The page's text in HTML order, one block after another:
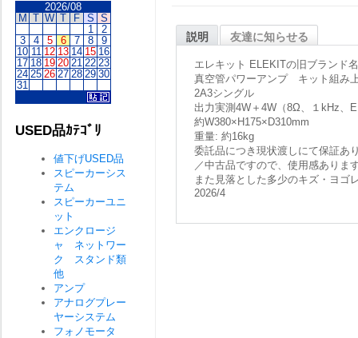
説明 友達に知らせる
エレキット ELEKITの旧ブランド名
真空管パワーアンプ キット組み
2A3シングル
出力実測4W＋4W（8Ω、１kHz、
約W380×H175×D310mm
重量: 約16kg
委託品につき現状渡しにて保証あ
／中古品ですので、使用感ありま
また見落とした多少のキズ・ヨゴ
2026/4
2026/08
M T W T F S S
1
2
3
4 5 6 7 8
9
10 11 12 13 14 15 16
17 18 19 20 21 22 23
24 25 26 27 28 29 30
31
USED品ｶﾃｺﾞﾘ
値下げUSED品
スピーカーシス
テム
スピーカーユニ
ット
エンクロージ
ャ ネットワー
ク スタンド類
他
アンプ
アナログプレー
ヤーシステム
フォノモータ